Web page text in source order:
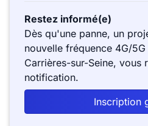
Restez informé(e)
Dès qu'une panne, un
nouvelle fréquence 4G/
Carrières-sur-Seine, vous
notification.
Inscription